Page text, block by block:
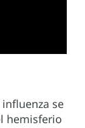
se
hemisferio